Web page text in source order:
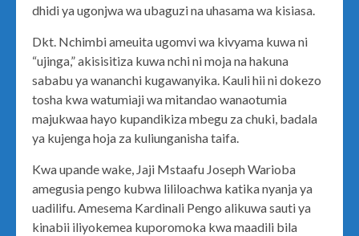
dhidi ya ugonjwa wa ubaguzi na uhasama wa kisiasa.
Dkt. Nchimbi ameuita ugomvi wa kivyama kuwa ni
“ujinga,” akisisitiza kuwa nchi ni moja na hakuna
sababu ya wananchi kugawanyika. Kauli hii ni dokezo
tosha kwa watumiaji wa mitandao wanaotumia
majukwaa hayo kupandikiza mbegu za chuki, badala
ya kujenga hoja za kuliunganisha taifa.
Kwa upande wake, Jaji Mstaafu Joseph Warioba
amegusia pengo kubwa lililoachwa katika nyanja ya
uadilifu. Amesema Kardinali Pengo alikuwa sauti ya
kinabii iliyokemea kuporomoka kwa maadili bila